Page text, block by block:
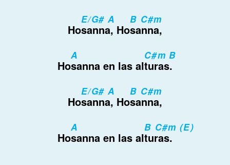
Ho
E/G# A
sanna, Ho
B C#m
sanna,
Ho
A
sanna en las al
C#m B
turas.
Ho
E/G# A
sanna, Ho
B C#m
sanna,
Ho
A
sanna en las al
B C#m (E)
turas.